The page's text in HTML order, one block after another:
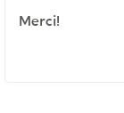
Merci!